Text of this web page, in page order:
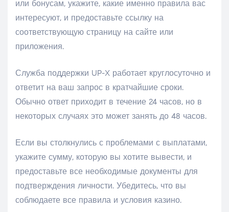
или бонусам, укажите, какие именно правила вас
интересуют, и предоставьте ссылку на
соответствующую страницу на сайте или
приложения.
Служба поддержки UP-X работает круглосуточно и
ответит на ваш запрос в кратчайшие сроки.
Обычно ответ приходит в течение 24 часов, но в
некоторых случаях это может занять до 48 часов.
Если вы столкнулись с проблемами с выплатами,
укажите сумму, которую вы хотите вывести, и
предоставьте все необходимые документы для
подтверждения личности. Убедитесь, что вы
соблюдаете все правила и условия казино.